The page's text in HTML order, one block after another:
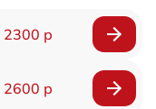
2300 р
2600 р